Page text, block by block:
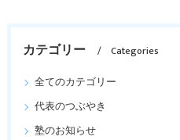
カテゴリー
Categories
全てのカテゴリー
代表のつぶやき
塾のお知らせ